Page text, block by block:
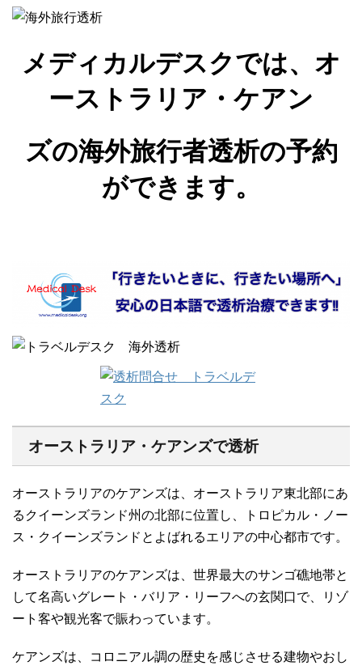
メディカルデスクでは、オ
ーストラリア・ケアン
ズの海外旅行者透析の予約
ができます。
オーストラリア・ケアンズで透析
オーストラリアのケアンズは、オーストラリア東北部にあ
るクイーンズランド州の北部に位置し、トロピカル・ノー
ス・クイーンズランドとよばれるエリアの中心都市です。
オーストラリアのケアンズは、世界最大のサンゴ礁地帯と
して名高いグレート・バリア・リーフへの玄関口で、リゾ
ート客や観光客で賑わっています。
ケアンズは、コロニアル調の歴史を感じさせる建物やおし